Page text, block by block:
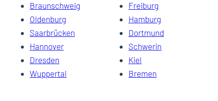
Braunschweig
Freiburg
Oldenburg
Hamburg
Saarbrücken
Dortmund
Hannover
Schwerin
Dresden
Kiel
Wuppertal
Bremen